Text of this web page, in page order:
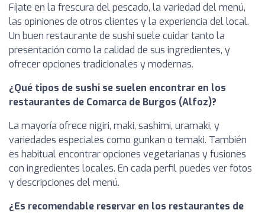
Fíjate en la frescura del pescado, la variedad del menú,
las opiniones de otros clientes y la experiencia del local.
Un buen restaurante de sushi suele cuidar tanto la
presentación como la calidad de sus ingredientes, y
ofrecer opciones tradicionales y modernas.
¿Qué tipos de sushi se suelen encontrar en los
restaurantes de Comarca de Burgos (Alfoz)?
La mayoría ofrece nigiri, maki, sashimi, uramaki, y
variedades especiales como gunkan o temaki. También
es habitual encontrar opciones vegetarianas y fusiones
con ingredientes locales. En cada perfil puedes ver fotos
y descripciones del menú.
¿Es recomendable reservar en los restaurantes de